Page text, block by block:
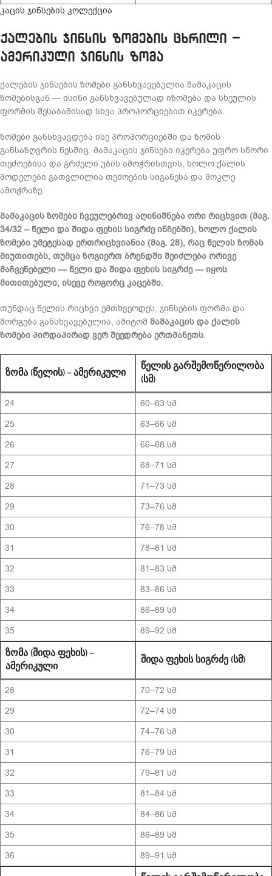
კაცის ჯინსების კოლექცია
ქალების ჯინსის ზომების ცხრილი –
ამერიკული ჯინსის ზომა
ქალების ჯინსების ზომები განსხვავებულია მამაკაცის
ზომებისგან — ისინი განსხვავებულად იზომება და სხეულის
ფორმის შესაბამისად სხვა პროპორციებით იკერება.
ზომები განსხვავდება ისე პროპორციებში და ზომის
განსაზღვრის წესშიც. მამაკაცის ჯინსები იკერება უფრო სწორი
თეძოებისა და გრძელი უბის ამოჭრისთვის, ხოლო ქალის
მოდელები გათვლილია თეძოების სიგანესა და მოკლე
ამოჭრაზე.
მამაკაცის ზომები ჩვეულებრივ აღინიშნება ორი რიცხვით (მაგ.
34/32 – წელი და შიდა ფეხის სიგრძე ინჩებში), ხოლო ქალის
ზომები უმეტესად ერთრიცხვიანია (მაგ. 28), რაც წელის ზომას
მიუთითებს, თუმცა ზოგიერთ ბრენდში შეიძლება ორივე
მაჩვენებელი — წელი და შიდა ფეხის სიგრძე — იყოს
მითითებული, ისევე როგორც კაცებში.
თუნდაც წელის რიცხვი ემთხვეოდეს, ჯინსების ფორმა და
მორგება განსხვავებულია, ამიტომ მამაკაცის და ქალის
ზომები პირდაპირად ვერ შეედრება ერთმანეთს.
ᲖᲝᲛᲐ (ᲬᲔᲚᲘᲡ) – ᲐᲛᲔᲠᲘᲙᲣᲚᲘ
ᲬᲔᲚᲘᲡ ᲒᲐᲠᲨᲔᲛᲝᲬᲔᲠᲘᲚᲝᲑᲐ
(ᲡᲛ)
24
60–63 სმ
25
63–66 სმ
26
66–68 სმ
27
68–71 სმ
28
71–73 სმ
29
73–76 სმ
30
76–78 სმ
31
78–81 სმ
32
81–83 სმ
33
83–86 სმ
34
86–89 სმ
35
89–92 სმ
ᲖᲝᲛᲐ (ᲨᲘᲓᲐ ᲤᲔᲮᲘᲡ) –
ᲐᲛᲔᲠᲘᲙᲣᲚᲘ
ᲨᲘᲓᲐ ᲤᲔᲮᲘᲡ ᲡᲘᲒᲠᲫᲔ (ᲡᲛ)
28
70–72 სმ
29
72–74 სმ
30
74–76 სმ
31
76–79 სმ
32
79–81 სმ
33
81–84 სმ
34
84–86 სმ
35
86–89 სმ
36
89–91 სმ